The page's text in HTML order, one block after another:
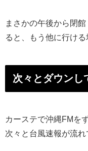
まさかの午後から閉
ると、もう他に行け
次々とダウンし
カーステで沖縄FMを
次々と台風速報が流れ